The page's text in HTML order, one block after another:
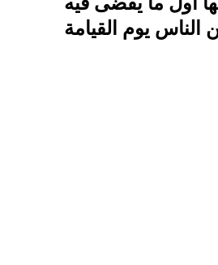
الناس يوم القيامة